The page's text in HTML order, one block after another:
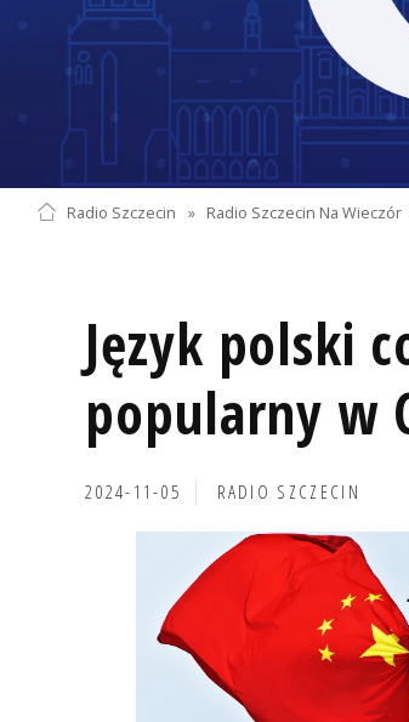
Radio Szczecin » Radio Szczecin Na Wieczór
Język polski
popularny w
2024-11-05 RADIO SZCZECIN